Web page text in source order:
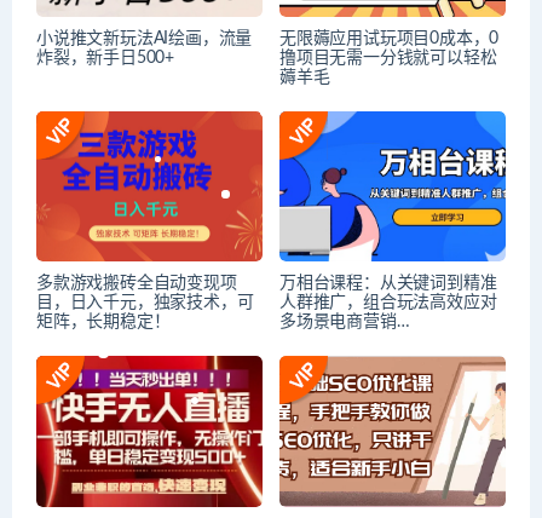
小说推文新玩法AI绘画，流量
炸裂，新手日500+
无限薅应用试玩项目0成本，0
撸项目无需一分钱就可以轻松
薅羊毛
多款游戏搬砖全自动变现项
目，日入千元，独家技术，可
矩阵，长期稳定！
万相台课程：从关键词到精准
人群推广，组合玩法高效应对
多场景电商营销…